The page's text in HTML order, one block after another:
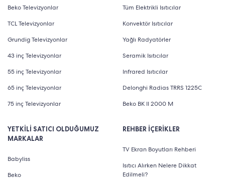
Beko Televizyonlar
TCL Televizyonlar
Grundig Televizyonlar
43 inç Televizyonlar
55 inç Televizyonlar
65 inç Televizyonlar
75 inç Televizyonlar
YETKİLİ SATICI OLDUĞUMUZ
MARKALAR
Babyliss
Beko
Tüm Elektrikli Isıtıcılar
Konvektör Isıtıcılar
Yağlı Radyatörler
Seramik Isıtıcılar
Infrared Isıtıcılar
Delonghi Radias TRRS 1225C
Beko BK II 2000 M
REHBER İÇERİKLER
TV Ekran Boyutları Rehberi
Isıtıcı Alırken Nelere Dikkat
Edilmeli?